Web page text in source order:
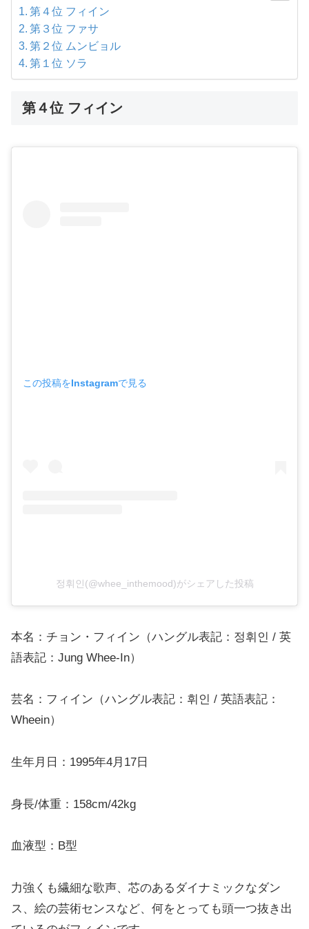
第４位 フィイン
第３位 ファサ
第２位 ムンビョル
第１位 ソラ
第４位 フィイン
この投稿をInstagramで見る
정휘인(@whee_inthemood)がシェアした投稿
本名：チョン・フィイン（ハングル表記：정휘인 / 英
語表記：Jung Whee-In）
芸名：フィイン（ハングル表記：휘인 / 英語表記：
Wheein）
生年月日：1995年4月17日
身長/体重：158cm/42kg
血液型：B型
力強くも繊細な歌声、芯のあるダイナミックなダン
ス、絵の芸術センスなど、何をとっても頭一つ抜き出